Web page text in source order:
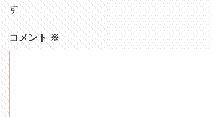
す
コメント※